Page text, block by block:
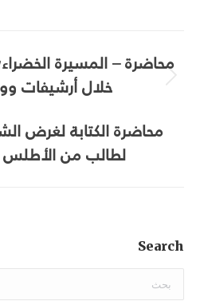
Album
navigation
محاضرة الكتابة لغرض
لطالب من الأطلس
محاضرة – المسيرة
خلال أرشيفات
Search